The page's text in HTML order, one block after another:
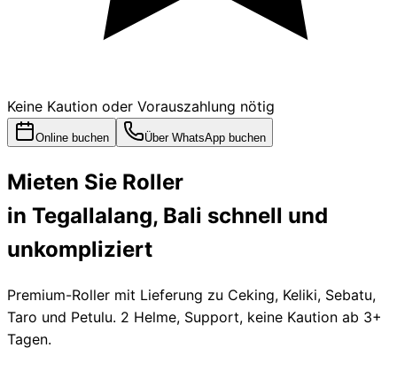
Keine Kaution oder Vorauszahlung nötig
Online buchen Über WhatsApp buchen
Mieten Sie Roller
in Tegallalang, Bali schnell und
unkompliziert
Premium-Roller mit Lieferung zu Ceking, Keliki, Sebatu,
Taro und Petulu. 2 Helme, Support, keine Kaution ab 3+
Tagen.